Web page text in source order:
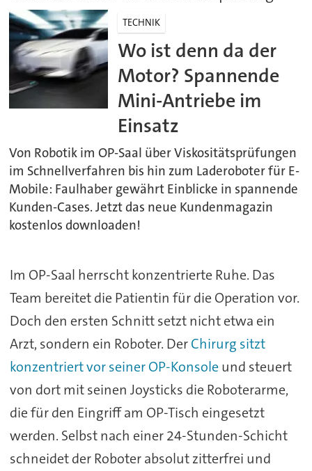
TECHNIK
Wo ist denn da der
Motor? Spannende
Mini-Antriebe im
Einsatz
Von Robotik im OP-Saal über Viskositätsprüfungen
im Schnellverfahren bis hin zum Laderoboter für E-
Mobile: Faulhaber gewährt Einblicke in spannende
Kunden-Cases. Jetzt das neue Kundenmagazin
kostenlos downloaden!
Im OP-Saal herrscht konzentrierte Ruhe. Das
Team bereitet die Patientin für die Operation vor.
Doch den ersten Schnitt setzt nicht etwa ein
Arzt, sondern ein Roboter. DerChirurg sitzt
konzentriert vor seiner OP-Konsole und steuert
von dort mit seinen Joysticks die Roboterarme,
die für den Eingriff am OP-Tisch eingesetzt
werden. Selbst nach einer 24-Stunden-Schicht
schneidet der Roboter absolut zitterfrei und